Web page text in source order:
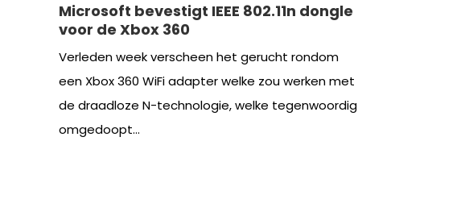
Microsoft bevestigt IEEE 802.11n dongle
voor de Xbox 360
Verleden week verscheen het gerucht rondom
een Xbox 360 WiFi adapter welke zou werken met
de draadloze N-technologie, welke tegenwoordig
omgedoopt...